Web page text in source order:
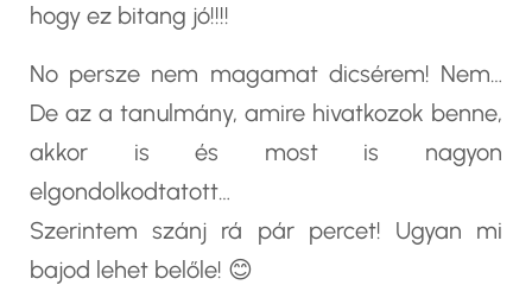
hogy ez bitang jó!!!!
No persze nem magamat dicsérem! Nem…
De az a tanulmány, amire hivatkozok benne,
akkor is és most is nagyon
elgondolkodtatott…
Szerintem szánj rá pár percet! Ugyan mi
bajod lehet belőle! 😊